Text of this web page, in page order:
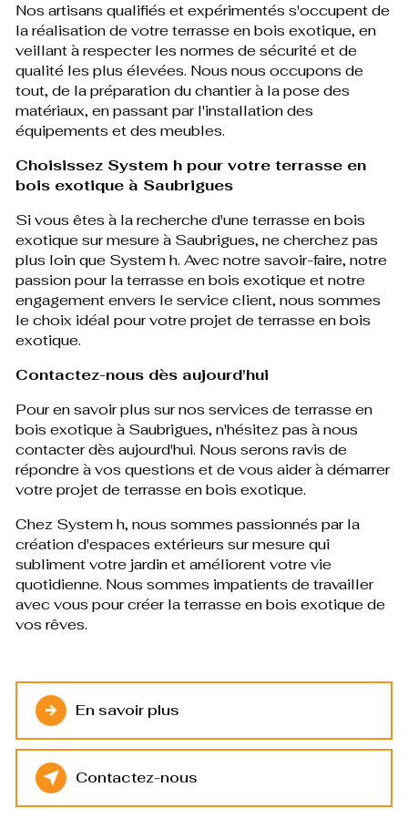
Nos artisans qualifiés et expérimentés s'occupent de
la réalisation de votre terrasse en bois exotique, en
veillant à respecter les normes de sécurité et de
qualité les plus élevées. Nous nous occupons de
tout, de la préparation du chantier à la pose des
matériaux, en passant par l'installation des
équipements et des meubles.
Choisissez System h pour votre terrasse en
bois exotique à Saubrigues
Si vous êtes à la recherche d'une terrasse en bois
exotique sur mesure à Saubrigues, ne cherchez pas
plus loin que System h. Avec notre savoir-faire, notre
passion pour la terrasse en bois exotique et notre
engagement envers le service client, nous sommes
le choix idéal pour votre projet de terrasse en bois
exotique.
Contactez-nous dès aujourd'hui
Pour en savoir plus sur nos services de terrasse en
bois exotique à Saubrigues, n'hésitez pas à nous
contacter dès aujourd'hui. Nous serons ravis de
répondre à vos questions et de vous aider à démarrer
votre projet de terrasse en bois exotique.
Chez System h, nous sommes passionnés par la
création d'espaces extérieurs sur mesure qui
subliment votre jardin et améliorent votre vie
quotidienne. Nous sommes impatients de travailler
avec vous pour créer la terrasse en bois exotique de
vos rêves.
En savoir plus
Contactez-nous